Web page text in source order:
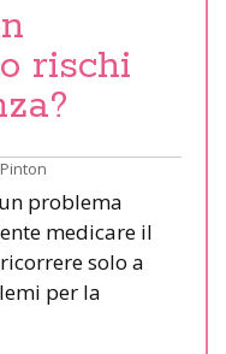
rischi
problema
medicare il
solo a
per la